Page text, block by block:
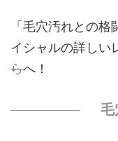
「毛穴汚れとの
イシャルの詳しい
らへ！
毛